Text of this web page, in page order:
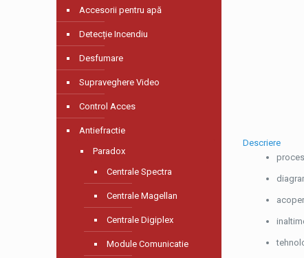
Descriere
Accesorii pentru apă
Detecție Incendiu
Desfumare
Supraveghere Video
Control Acces
Antiefractie
Paradox
Centrale Spectra
Centrale Magellan
Centrale Digiplex
Module Comunicatie